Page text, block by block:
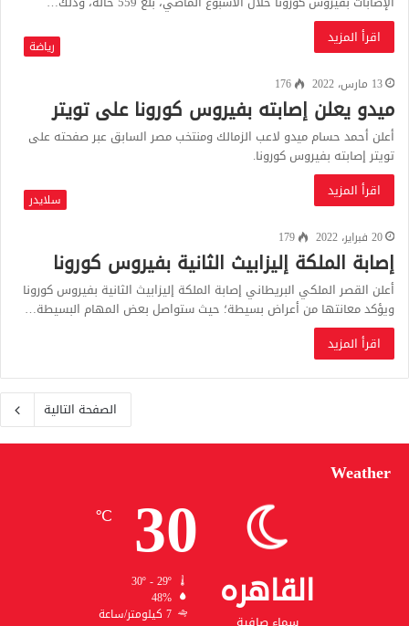
اقرأ المزيد
رياضة
13 مارس، 2022
176
ميدو يعلن إصابته بفيروس كورونا على تويتر
أعلن أحمد حسام ميدو لاعب الزمالك ومنتخب مصر السابق عبر صفحته على
تويتر إصابته بفيروس كورونا.
اقرأ المزيد
سلايدر
20 فبراير، 2022
179
إصابة الملكة إليزابيث الثانية بفيروس كورونا
أعلن القصر الملكي البريطاني إصابة الملكة إليزابيث الثانية بفيروس كورونا
ويؤكد معانتها من أعراض بسيطة؛ حيث ستواصل بعض المهام البسيطة…
اقرأ المزيد
الصفحة التالية
Weather
القاهره
30
℃
48%
7 كيلومتر/ساعة